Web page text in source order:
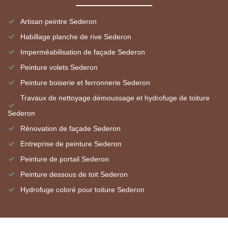
Artisan peintre Sederon
Habillage planche de rive Sederon
Imperméabilisation de façade Sederon
Peinture volets Sederon
Peinture boiserie et ferronnerie Sederon
Travaux de nettoyage démoussage et hydrofuge de toiture
Sederon
Rénovation de façade Sederon
Entreprise de peinture Sederon
Peinture de portail Sederon
Peinture dessous de toit Sederon
Hydrofuge coloré pour toiture Sederon